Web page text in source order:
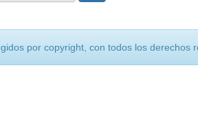
por copyright, con todos los derechos